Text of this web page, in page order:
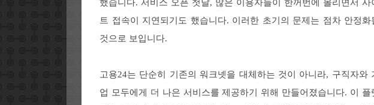
했습니다. 서비스 오픈 첫날, 많은 이용자들이 한꺼번에 몰리면서 사
트 접속이 지연되기도 했습니다. 이러한 초기의 문제는 점차 안정화
것으로 보입니다.
고용24는 단순히 기존의 워크넷을 대체하는 것이 아니라, 구직자와
업 모두에게 더 나은 서비스를 제공하기 위해 만들어졌습니다. 이 플